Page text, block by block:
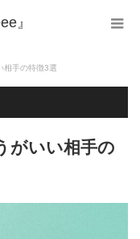
』
相手の特徴3選
がいい相手の